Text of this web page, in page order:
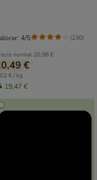
normal 20,98 €
€
€ / kg
19,47 €
4/5 (230)